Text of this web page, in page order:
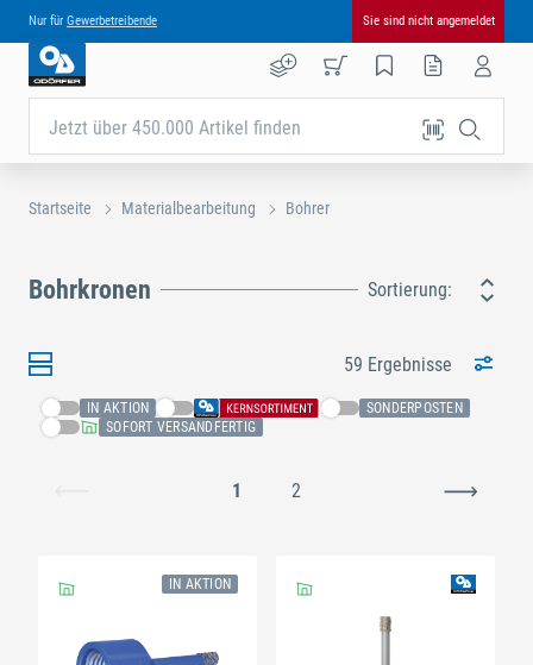
Nur für Gewerbetreibende Sie sind nicht angemeldet
Jetzt über 450.000 Artikel finden
Startseite Materialbearbeitung Bohrer
Bohrkronen Sortierung:
59 Ergebnisse
IN AKTION
SONDERPOSTEN
SOFORT VERSANDFERTIG
1 2
IN AKTION